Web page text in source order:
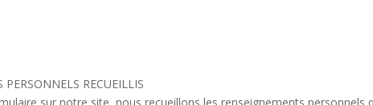
RECUEILLIS